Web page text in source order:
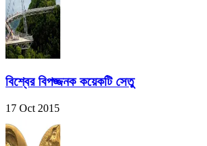
বিশ্বের বিপজ্জনক কয়েকটি সেতু
17 Oct 2015